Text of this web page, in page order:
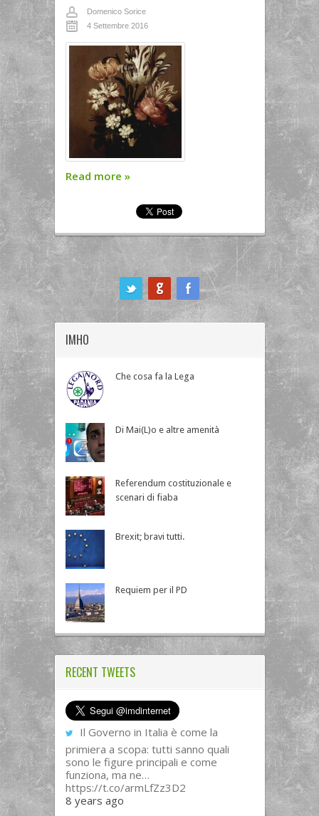
Domenico Sorice
4 Settembre 2016
Read more »
IMHO
Che cosa fa la Lega
Di Mai(L)o e altre amenità
Referendum costituzionale e
scenari di fiaba
Brexit; bravi tutti.
Requiem per il PD
RECENT TWEETS
Il Governo in Italia è come la
primiera a scopa: tutti sanno quali
sono le figure principali e come
funziona, ma ne…
https://t.co/armLfZz3D2
8 years ago